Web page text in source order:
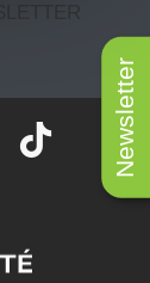
Newsletter